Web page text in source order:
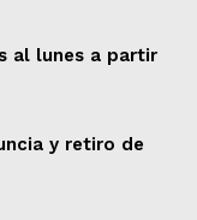
al lunes a partir
y retiro de